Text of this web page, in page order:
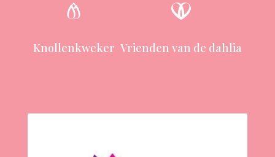
Knollenkweker Vrienden van de dahlia